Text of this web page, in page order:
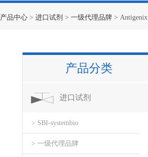
产品中心 > 进口试剂 > 一级代理品牌 > Antigenix
产品分类
进口试剂
> SBI-systembio
> 一级代理品牌